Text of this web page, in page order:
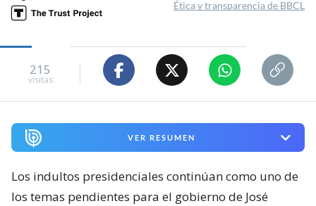
Ética y transparencia de BBCL
215
visitas
VER RESUMEN
Los indultos presidenciales continúan como uno de
los temas pendientes para el gobierno de José